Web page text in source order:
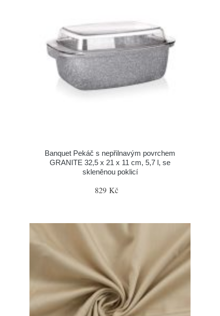
Banquet Pekáč s nepřilnavým povrchem
GRANITE 32,5 x 21 x 11 cm, 5,7 l, se
skleněnou poklicí
829 Kč